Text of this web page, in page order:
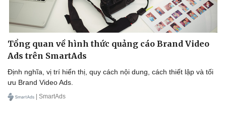
Tổng quan về hình thức quảng cáo Brand Video
Ads trên SmartAds
Định nghĩa, vị trí hiển thị, quy cách nội dung, cách thiết lập và tối
ưu Brand Video Ads.
| SmartAds